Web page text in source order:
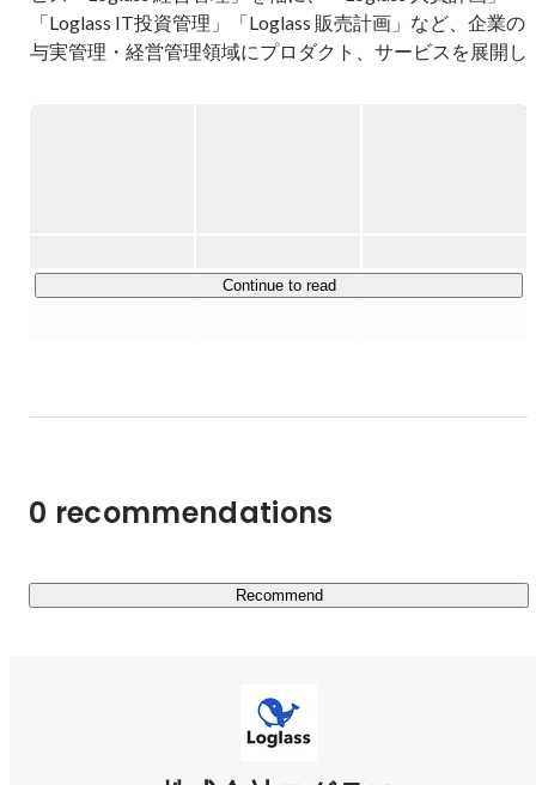
「Loglass IT投資管理」「Loglass 販売計画」など、企業の
与実管理・経営管理領域にプロダクト、サービスを展開し
Continue to read
0 recommendations
Recommend